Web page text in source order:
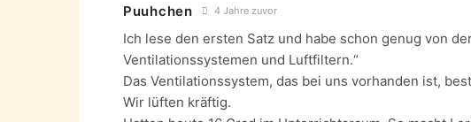
Puuhchen 4 Jahre zuvor
Ich lese den ersten Satz und habe schon genug von
Ventilationssystemen und Luftfiltern.“
Das Ventilationssystem, das bei uns vorhanden ist,
Wir lüften kräftig.